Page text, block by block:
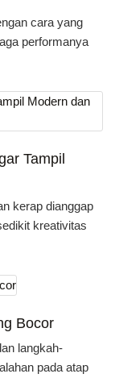
cara yang
performanya
Tampil
kerap dianggap
kreativitas
Bocor
langkah-
pada atap